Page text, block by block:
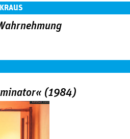
(1984)